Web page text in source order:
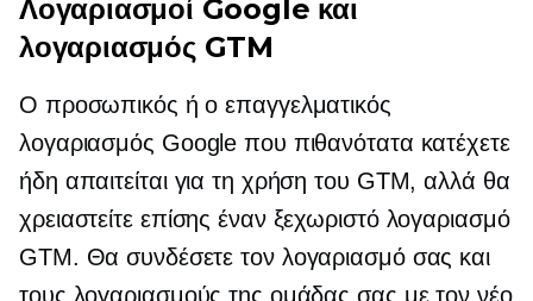
Λογαριασμοί Google και
λογαριασμός GTM
Ο προσωπικός ή ο επαγγελματικός
λογαριασμός Google που πιθανότατα κατέχετε
ήδη απαιτείται για τη χρήση του GTM, αλλά θα
χρειαστείτε επίσης έναν ξεχωριστό λογαριασμό
GTM. Θα συνδέσετε τον λογαριασμό σας και
τους λογαριασμούς της ομάδας σας με τον νέο